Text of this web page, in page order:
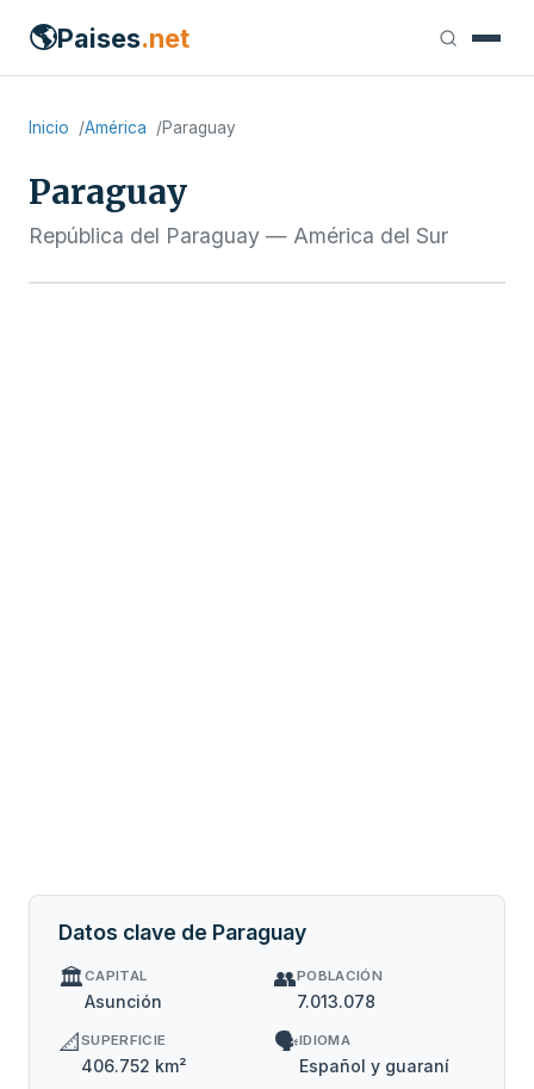
🌎Paises.net
Inicio América Paraguay
Paraguay
República del Paraguay — América del Sur
Datos clave de Paraguay
🏛️CAPITAL
Asunción
👥POBLACIÓN
7.013.078
📐SUPERFICIE
406.752 km²
🗣️IDIOMA
Español y guaraní